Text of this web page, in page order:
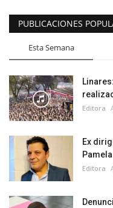
PUBLICACIONES
Esta Semana
Editora
Ex
Editora